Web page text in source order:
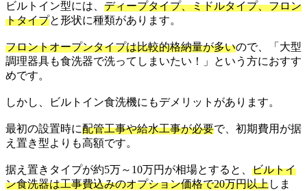
ビルトイン型には、 ディープタイプ、ミドルタイプ、フロン
トタイプと形状に種類があります。
フロントオープンタイプは比較的格納量が多いので、「大型
調理器具も食洗器で洗ってしまいたい！」という方におすす
めです。
しかし、ビルトイン食洗機にもデメリットがあります。
最初の設置時に配管工事や給水工事が必要で、初期費用が据
え置き型よりも高額です。
据え置きタイプが約5万～10万円が相場とすると、 ビルトイ
ン食洗器は工事費込みのオプション価格で20万円以上しま